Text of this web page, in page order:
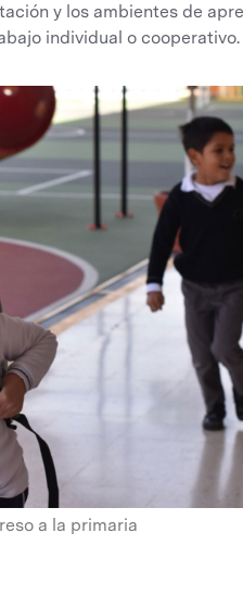
y los ambientes de
individual o cooperativo.
a la primaria